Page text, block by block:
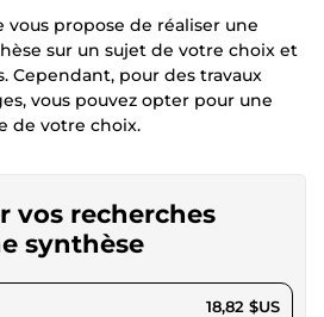
vous propose de réaliser une
sur un sujet de votre choix et
Cependant, pour des travaux
vous pouvez opter pour une
de votre choix.
vos recherches
synthèse
17,34 $US 18,82 $US